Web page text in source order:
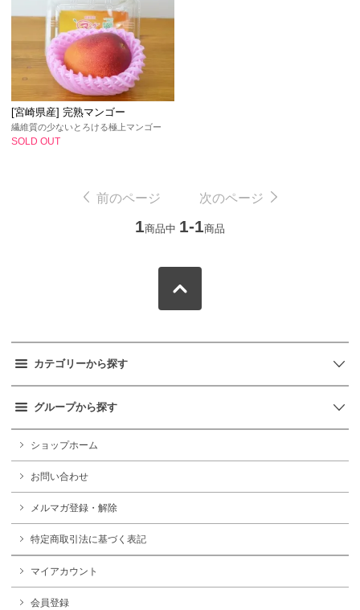
[宮崎県産] 完熟マンゴー
繊維質の少ないとろける極上マンゴー
SOLD OUT
前のページ 次のページ
1商品中 1-1商品
カテゴリーから探す
グループから探す
ショップホーム
お問い合わせ
メルマガ登録・解除
特定商取引法に基づく表記
マイアカウント
会員登録